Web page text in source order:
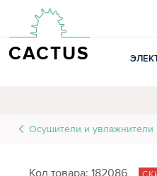
CACTUS
Осушители и увлажнители
Код товара: 182086